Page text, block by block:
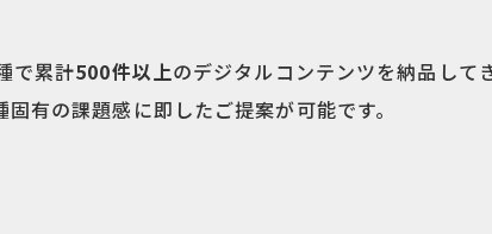
で累計500件以上のデジタルコンテンツを納品して
有の課題感に即したご提案が可能です。